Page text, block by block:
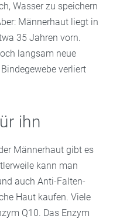
Wasser zu speichern
Männerhaut liegt in
35 Jahren vorn.
langsam neue
verliert
ihn
Männerhaut gibt es
kann man
auch Anti-Falten-
Haut kaufen. Viele
Q10. Das Enzym